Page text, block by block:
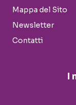
Mappa del Sito
Newsletter
Contatti
I